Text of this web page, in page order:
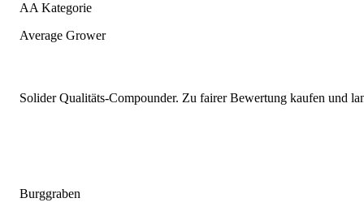
AA Kategorie
Average Grower
Solider Qualitäts-Compounder. Zu fairer Bewertung kaufen und
Burggraben